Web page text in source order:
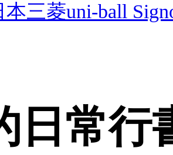
三菱uni-ball
日常行